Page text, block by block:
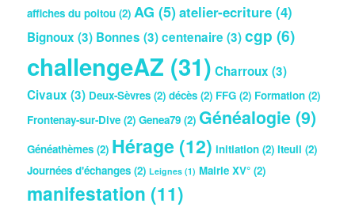
affiches du poitou (2) AG (5)atelier-ecriture (4)
Bignoux (3) Bonnes (3)centenaire (3)cgp (6)
challengeAZ (31) Charroux (3)
Civaux (3) Deux-Sèvres (2) décès (2) FFG (2) Formation (2)
Frontenay-sur-Dive (2) Genea79 (2) Généalogie(9)
Généathèmes (2) Hérage (12) initiation (2) Iteuil (2)
Journées d'échanges (2) Leignes (1) Mairie XV° (2)
manifestation (11)